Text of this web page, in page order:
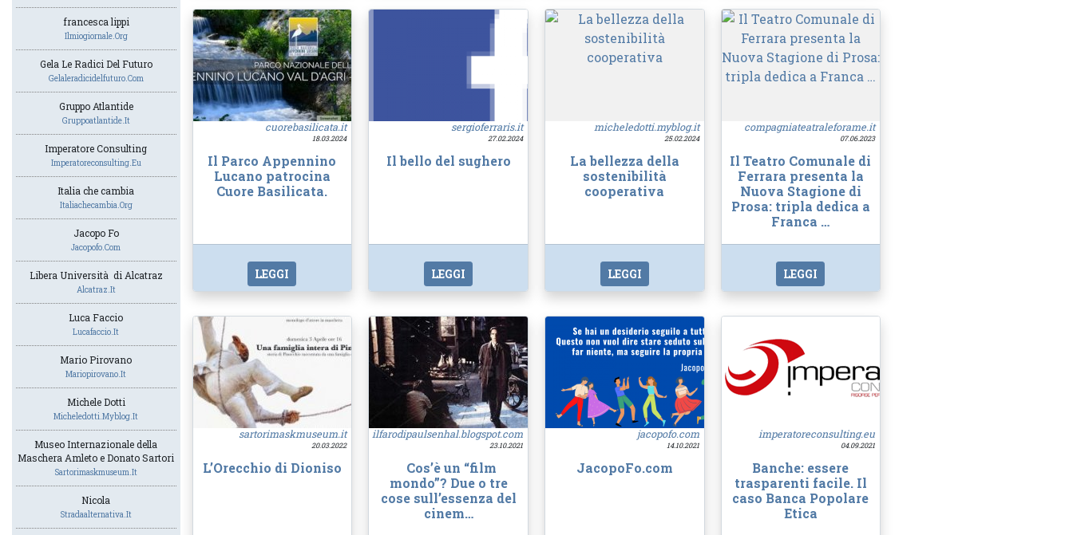
francesca lippi
Ilmiogiornale.org
Gela Le Radici Del Futuro
Gelaleradicidelfuturo.com
Gruppo Atlantide
Gruppoatlantide.it
Imperatore Consulting
Imperatoreconsulting.eu
Italia che cambia
Italiachecambia.org
Jacopo Fo
Jacopofo.com
Libera Università di Alcatraz
Alcatraz.it
Luca Faccio
Lucafaccio.it
Mario Pirovano
Mariopirovano.it
Michele Dotti
Micheledotti.myblog.it
Museo Internazionale della
Maschera Amleto e Donato Sartori
Sartorimaskmuseum.it
Nicola
Stradaalternativa.it
cuorebasilicata.it
18.03.2024
Il Parco Appennino
Lucano patrocina
Cuore Basilicata.
LEGGI
sergioferraris.it
27.02.2024
Il bello del sughero
LEGGI
micheledotti.myblog.it
25.02.2024
La bellezza della
sostenibilità
cooperativa
LEGGI
compagniateatraleforame.it
07.06.2023
Il Teatro Comunale di
Ferrara presenta la
Nuova Stagione di
Prosa: tripla dedica a
Franca …
LEGGI
sartorimaskmuseum.it
20.03.2022
L’Orecchio di Dioniso
ilfarodipaulsenhal.blogspot.com
23.10.2021
Cos’è un “film
mondo”? Due o tre
cose sull’essenza del
cinem…
jacopofo.com
14.10.2021
JacopoFo.com
imperatoreconsulting.eu
04.09.2021
Banche: essere
trasparenti facile. Il
caso Banca Popolare
Etica